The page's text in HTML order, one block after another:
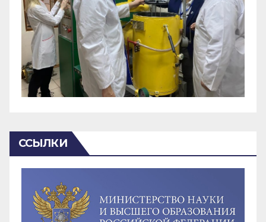
ССЫЛКИ